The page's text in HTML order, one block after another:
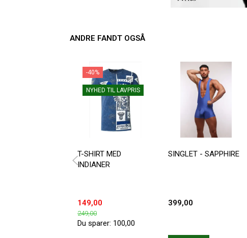
ANDRE FANDT OGSÅ
-40%
NYHED TIL LAVPRIS
T-SHIRT MED
INDIANER
149,00
249,00
Du sparer: 100,00
SINGLET - SAPPHIRE
399,00